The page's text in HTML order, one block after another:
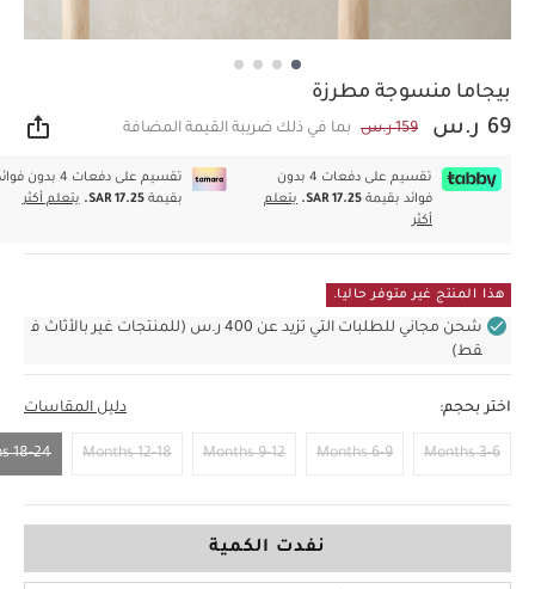
بيجاما منسوجة مطرزة
69 ر.س 159 ر.س بما في ذلك ضريبة القيمة المضافة
تقسيم على دفعات 4 بدون
فوائد بقيمة SAR 17.25.
يتعلم
أكثر
تقسيم على دفعات 4 بدون
بقيمةSAR 17.25. يتعلم أكثر
هذا المنتج غير متوفر حاليا.
شحن مجاني للطلبات التي تزيد عن 400 ر.س (للمنتجات غير بالأثاث ف
قط)
اختر بحجم: دليل المقاسات
3-6 Months
6-9 Months
9-12 Months
12-18 Months
18-24 Months
نفدت الكمية